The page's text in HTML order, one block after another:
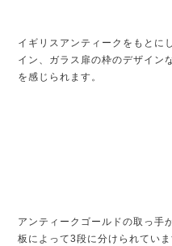
イギリスアンティークをもとに
イン、ガラス扉の枠のデザイン
を感じられます。
アンティークゴールドの取っ手
板によって3段に分けられていま